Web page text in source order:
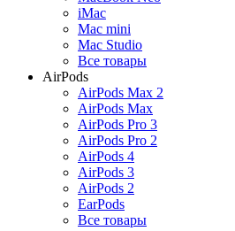
iMac
Mac mini
Mac Studio
Все товары
AirPods
AirPods Max 2
AirPods Max
AirPods Pro 3
AirPods Pro 2
AirPods 4
AirPods 3
AirPods 2
EarPods
Все товары